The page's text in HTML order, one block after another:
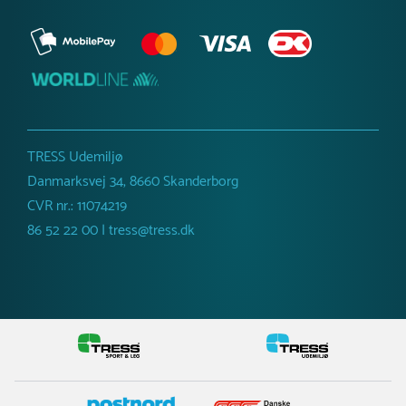
TRESS Udemiljø
Danmarksvej 34, 8660 Skanderborg
CVR nr.: 11074219
86 52 22 00 | tress@tress.dk